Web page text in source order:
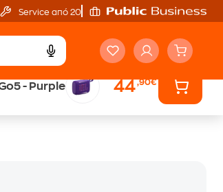
Service από 20'
- Purple 44,90€
επιστροφή €